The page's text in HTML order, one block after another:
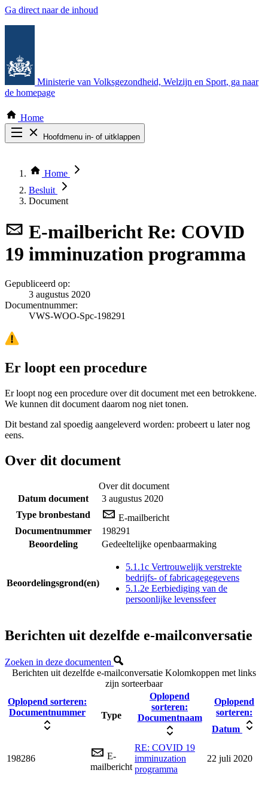
Ga direct naar de inhoud
Ministerie van Volksgezondheid, Welzijn en Sport, ga naar
de homepage
Home
Hoofdmenu in- of uitklappen
Thema COVID-19
Bekijk per bestuursorgaan
Home
Besluit
Document
E-mailbericht Re: COVID
19 imminuzation programma
Gepubliceerd op:
3 augustus 2020
Documentnummer:
VWS-WOO-Spc-198291
Er loopt een procedure
Er loopt nog een procedure over dit document met een betrokkene.
We kunnen dit document daarom nog niet tonen.
Dit bestand zal spoedig aangeleverd worden: probeert u later nog
eens.
Over dit document
Over dit document
Datum document
3 augustus 2020
Type bronbestand
E-mailbericht
Documentnummer
198291
Beoordeling
Gedeeltelijke openbaarmaking
Beoordelingsgrond(en)
5.1.1c Vertrouwelijk verstrekte
bedrijfs- of fabricagegegevens
5.1.2e Eerbiediging van de
persoonlijke levenssfeer
Berichten uit dezelfde e-mailconversatie
Zoeken in deze documenten
Berichten uit dezelfde e-mailconversatie Kolomkoppen met links
zijn sorteerbaar
Oplopend sorteren:
Documentnummer
Type
Oplopend
sorteren:
Documentnaam
Oplopend
sorteren:
Datum
198286
E-
mailbericht
RE: COVID 19
imminuzation
programma
22 juli 2020